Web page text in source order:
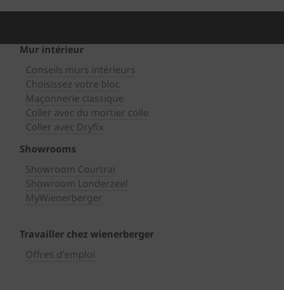
Mur intérieur
Conseils murs intérieurs
Choisissez votre bloc
Maçonnerie classique
Coller avec du mortier colle
Coller avec Dryfix
Showrooms
Showroom Courtrai
Showroom Londerzeel
MyWienerberger
Travailler chez wienerberger
Offres d'emploi